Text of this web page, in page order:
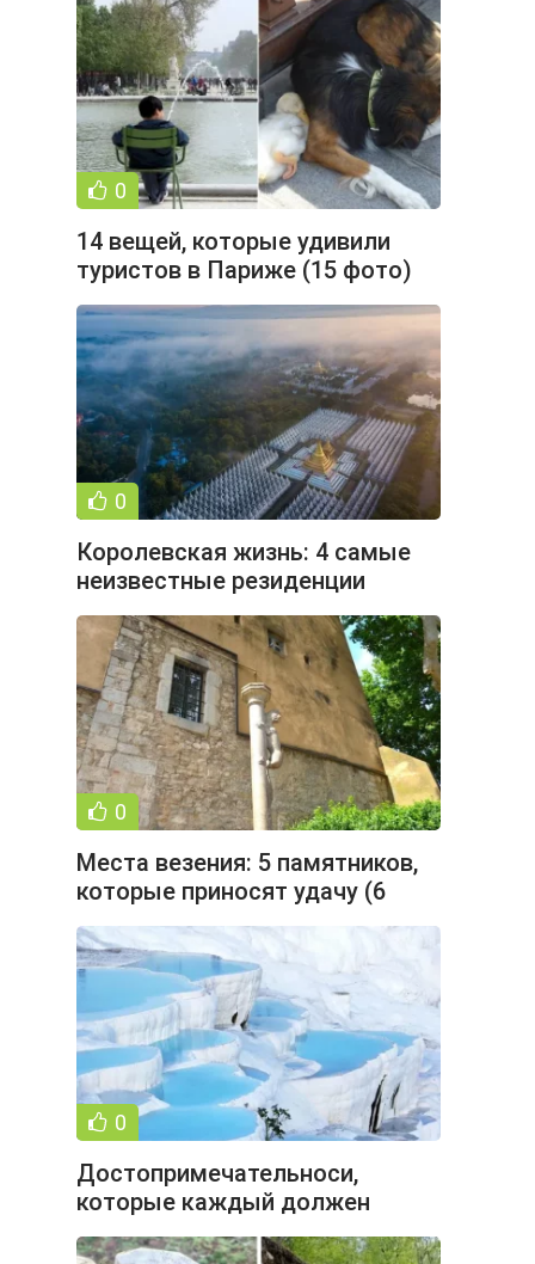
0
14 вещей, которые удивили
туристов в Париже (15 фото)
0
Королевская жизнь: 4 самые
неизвестные резиденции
монархов (5 фото)
0
Места везения: 5 памятников,
которые приносят удачу (6
фото)
0
Достопримечательноси,
которые каждый должен
увидеть хотя бы раз (15 фото)